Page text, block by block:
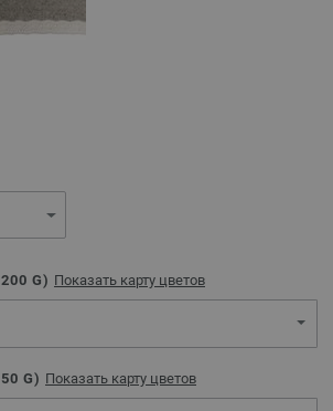
200 G) Показать карту цветов
50 G) Показать карту цветов